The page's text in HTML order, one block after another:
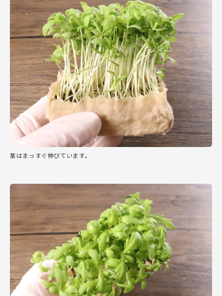
茎はまっすぐ伸びています。